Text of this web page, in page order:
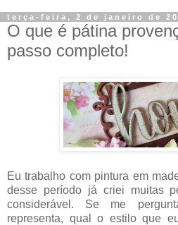
terça-feira, 2 de janeiro de
O que é pátina
passo completo!
Eu trabalho com pintura em
desse período já criei muitas
considerável. Se me
representa, qual o estilo que